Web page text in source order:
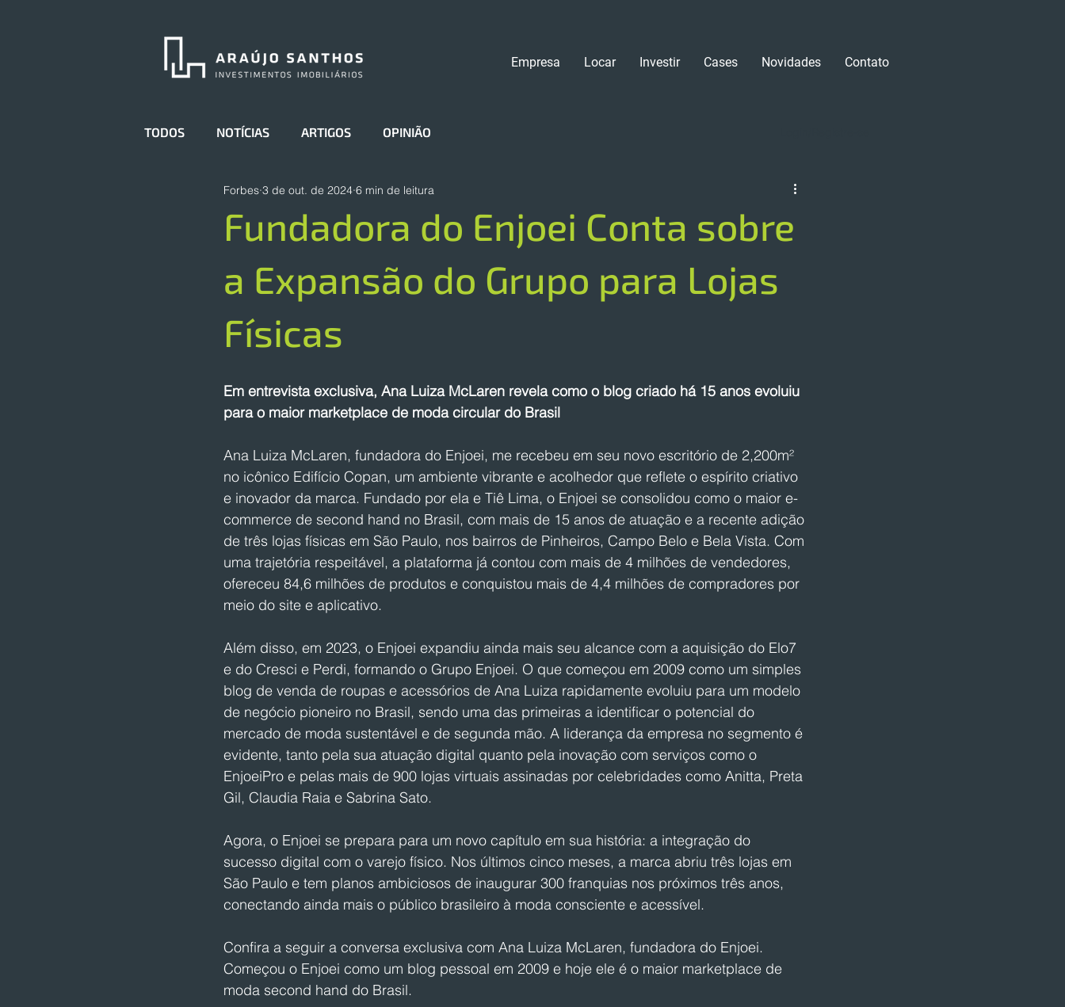
Empresa Locar Investir Cases Novidades Contato
TODOS NOTÍCIAS ARTIGOS OPINIÃO
Fundadora do Enjoei Conta sobre
a Expansão do Grupo para Lojas
Físicas
Forbes 3 de out. de 2024 6 min de leitura
Em entrevista exclusiva, Ana Luiza McLaren revela como o blog criado há 15 anos evoluiu
para o maior marketplace de moda circular do Brasil
Ana Luiza McLaren, fundadora do Enjoei, me recebeu em seu novo escritório de 2,200m²
no icônico Edifício Copan, um ambiente vibrante e acolhedor que reflete o espírito criativo
e inovador da marca. Fundado por ela e Tiê Lima, o Enjoei se consolidou como o maior e-
commerce de second hand no Brasil, com mais de 15 anos de atuação e a recente adição
de três lojas físicas em São Paulo, nos bairros de Pinheiros, Campo Belo e Bela Vista. Com
uma trajetória respeitável, a plataforma já contou com mais de 4 milhões de vendedores,
ofereceu 84,6 milhões de produtos e conquistou mais de 4,4 milhões de compradores por
meio do site e aplicativo.
Além disso, em 2023, o Enjoei expandiu ainda mais seu alcance com a aquisição do Elo7
e do Cresci e Perdi, formando o Grupo Enjoei. O que começou em 2009 como um simples
blog de venda de roupas e acessórios de Ana Luiza rapidamente evoluiu para um modelo
de negócio pioneiro no Brasil, sendo uma das primeiras a identificar o potencial do
mercado de moda sustentável e de segunda mão. A liderança da empresa no segmento é
evidente, tanto pela sua atuação digital quanto pela inovação com serviços como o
EnjoeiPro e pelas mais de 900 lojas virtuais assinadas por celebridades como Anitta, Preta
Gil, Claudia Raia e Sabrina Sato.
Agora, o Enjoei se prepara para um novo capítulo em sua história: a integração do
sucesso digital com o varejo físico. Nos últimos cinco meses, a marca abriu três lojas em
São Paulo e tem planos ambiciosos de inaugurar 300 franquias nos próximos três anos,
conectando ainda mais o público brasileiro à moda consciente e acessível.
Confira a seguir a conversa exclusiva com Ana Luiza McLaren, fundadora do Enjoei.
Começou o Enjoei como um blog pessoal em 2009 e hoje ele é o maior marketplace de
moda second hand do Brasil.